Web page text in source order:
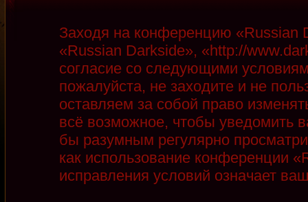
Заходя на конференцию
«Russian Darkside», «http://
согласие со следующими
пожалуйста, не заходите и не
оставляем за собой право
всё возможное, чтобы уведомить
бы разумным регулярно
как использование конференции
исправления условий означает